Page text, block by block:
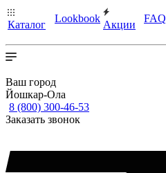
Каталог
Lookbook
Акции
FAQ
Ваш город
Йошкар-Ола
8 (800) 300-46-53
Заказать звонок